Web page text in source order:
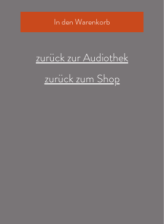
In den Warenkorb
zurück zur Audiothek
zurück zum Shop